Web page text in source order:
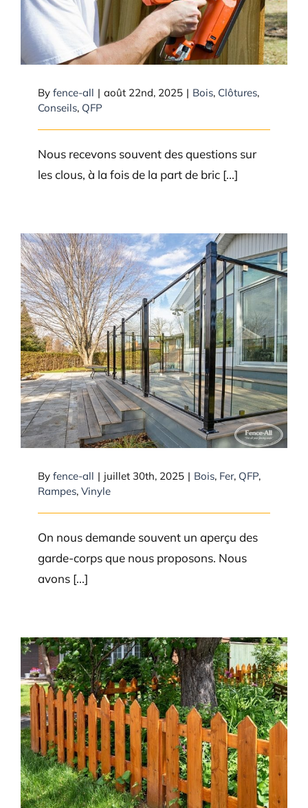
By fence-all | août 22nd, 2025 | Bois, Clôtures,
Conseils, QFP
Nous recevons souvent des questions sur
les clous, à la fois de la part de bric [...]
Quels types de garde-corps
transportez-vous pour les
terrasses?
By fence-all | juillet 30th, 2025 | Bois, Fer, QFP,
Rampes, Vinyle
On nous demande souvent un aperçu des
garde-corps que nous proposons. Nous
avons [...]
À quoi s’attendre avec le bois